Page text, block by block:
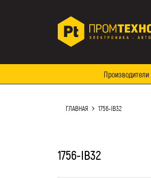
Производители
ГЛАВНАЯ 1756-IB32
1756-IB32